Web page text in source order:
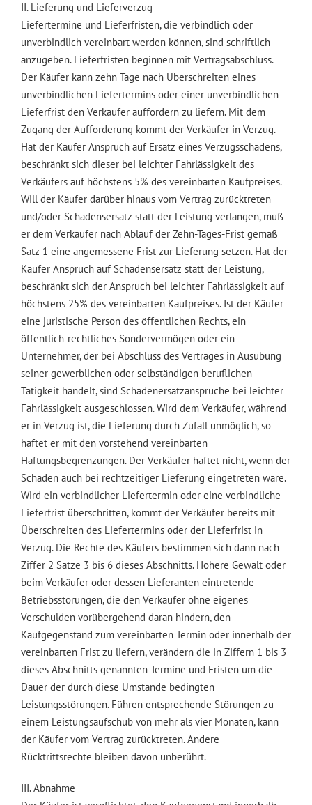
II. Lieferung und Lieferverzug
Liefertermine und Lieferfristen, die verbindlich oder
unverbindlich vereinbart werden können, sind schriftlich
anzugeben. Lieferfristen beginnen mit Vertragsabschluss.
Der Käufer kann zehn Tage nach Überschreiten eines
unverbindlichen Liefertermins oder einer unverbindlichen
Lieferfrist den Verkäufer auffordern zu liefern. Mit dem
Zugang der Aufforderung kommt der Verkäufer in Verzug.
Hat der Käufer Anspruch auf Ersatz eines Verzugsschadens,
beschränkt sich dieser bei leichter Fahrlässigkeit des
Verkäufers auf höchstens 5% des vereinbarten Kaufpreises.
Will der Käufer darüber hinaus vom Vertrag zurücktreten
und/oder Schadensersatz statt der Leistung verlangen, muß
er dem Verkäufer nach Ablauf der Zehn-Tages-Frist gemäß
Satz 1 eine angemessene Frist zur Lieferung setzen. Hat der
Käufer Anspruch auf Schadensersatz statt der Leistung,
beschränkt sich der Anspruch bei leichter Fahrlässigkeit auf
höchstens 25% des vereinbarten Kaufpreises. Ist der Käufer
eine juristische Person des öffentlichen Rechts, ein
öffentlich-rechtliches Sondervermögen oder ein
Unternehmer, der bei Abschluss des Vertrages in Ausübung
seiner gewerblichen oder selbständigen beruflichen
Tätigkeit handelt, sind Schadenersatzansprüche bei leichter
Fahrlässigkeit ausgeschlossen. Wird dem Verkäufer, während
er in Verzug ist, die Lieferung durch Zufall unmöglich, so
haftet er mit den vorstehend vereinbarten
Haftungsbegrenzungen. Der Verkäufer haftet nicht, wenn der
Schaden auch bei rechtzeitiger Lieferung eingetreten wäre.
Wird ein verbindlicher Liefertermin oder eine verbindliche
Lieferfrist überschritten, kommt der Verkäufer bereits mit
Überschreiten des Liefertermins oder der Lieferfrist in
Verzug. Die Rechte des Käufers bestimmen sich dann nach
Ziffer 2 Sätze 3 bis 6 dieses Abschnitts. Höhere Gewalt oder
beim Verkäufer oder dessen Lieferanten eintretende
Betriebsstörungen, die den Verkäufer ohne eigenes
Verschulden vorübergehend daran hindern, den
Kaufgegenstand zum vereinbarten Termin oder innerhalb der
vereinbarten Frist zu liefern, verändern die in Ziffern 1 bis 3
dieses Abschnitts genannten Termine und Fristen um die
Dauer der durch diese Umstände bedingten
Leistungsstörungen. Führen entsprechende Störungen zu
einem Leistungsaufschub von mehr als vier Monaten, kann
der Käufer vom Vertrag zurücktreten. Andere
Rücktrittsrechte bleiben davon unberührt.
III. Abnahme